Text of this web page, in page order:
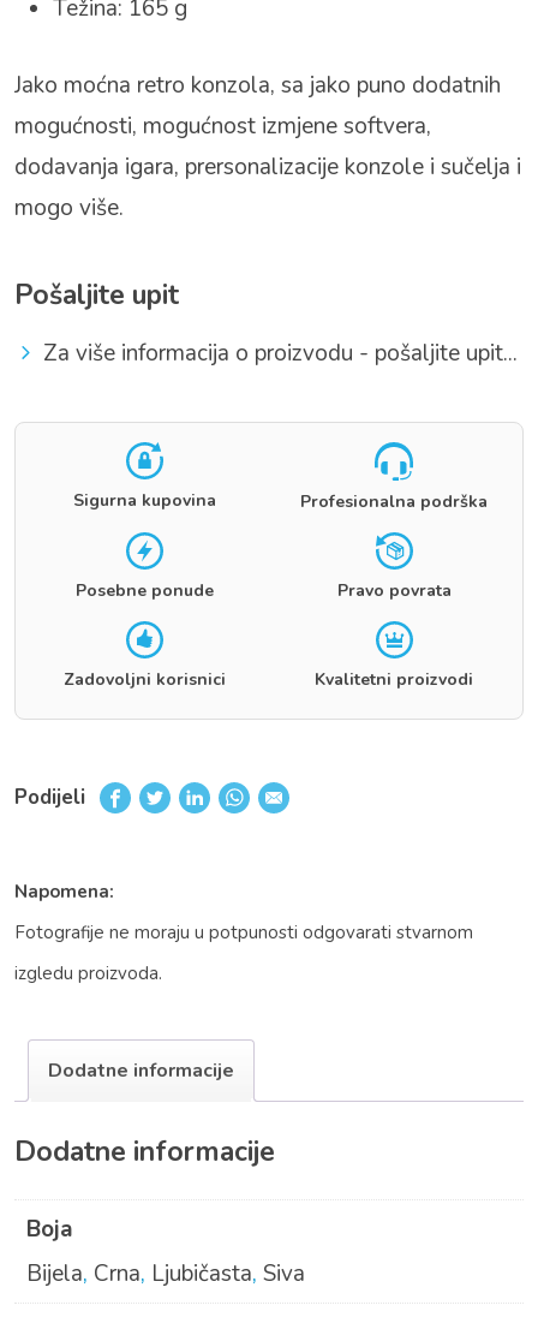
Težina: 165 g
Jako moćna retro konzola, sa jako puno dodatnih
mogućnosti, mogućnost izmjene softvera,
dodavanja igara, prersonalizacije konzole i sučelja i
mogo više.
Pošaljite upit
Za više informacija o proizvodu - pošaljite upit...
Sigurna kupovina Profesionalna podrška
Posebne ponude Pravo povrata
Zadovoljni korisnici Kvalitetni proizvodi
Podijeli
Napomena:
Fotografije ne moraju u potpunosti odgovarati stvarnom
izgledu proizvoda.
Dodatne informacije
Dodatne informacije
Boja
Bijela, Crna, Ljubičasta, Siva